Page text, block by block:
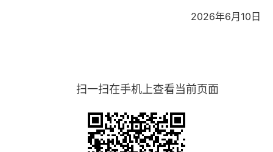
2026年6月10日
扫一扫在手机上查看当前页面